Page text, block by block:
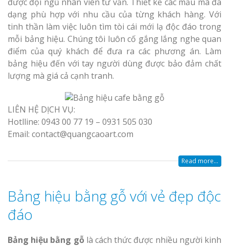
dạng phù hợp với nhu cầu của từng khách hàng. Với
tinh thần làm việc luôn tìm tòi cái mới lạ độc đáo trong
mỗi bảng hiệu. Chúng tôi luôn cố gắng lắng nghe quan
điểm của quý khách để đưa ra các phương án. Làm
bảng hiệu đến với tay người dùng được bảo đảm chất
lượng mà giá cả cạnh tranh.
LIÊN HỆ DỊCH VỤ:
Hotlline: 0943 00 77 19 – 0931 505 030
Email: contact@quangcaoart.com
Read more...
Bảng hiệu bằng gỗ với vẻ đẹp độc
đáo
Bảng hiệu bằng gỗ là cách thức được nhiều người kinh